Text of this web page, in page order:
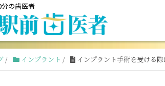
の歯医者
/ インプラント / インプラント手術を受ける